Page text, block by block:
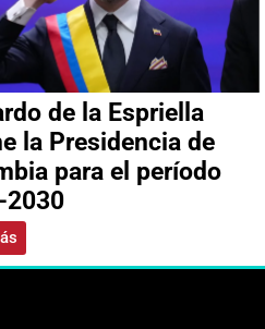
de la Espriella
la Presidencia de
para el período
2030